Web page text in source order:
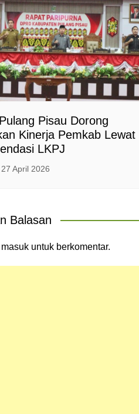
Pisau Dorong
Kinerja Pemkab Lewat
LKPJ
27 April 2026
Balasan
masuk untuk berkomentar.